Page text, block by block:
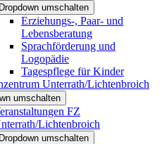
Dropdown umschalten
Erziehungs-, Paar- und
Lebensberatung
Sprachförderung und
Logopädie
Tagespflege für Kinder
Unterrath/Lichtenbroich
umschalten
FZ
Lichtenbroich
Dropdown umschalten